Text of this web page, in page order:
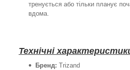
тренується або тільки планує
вдома.
Технічні
Бренд: Trizand